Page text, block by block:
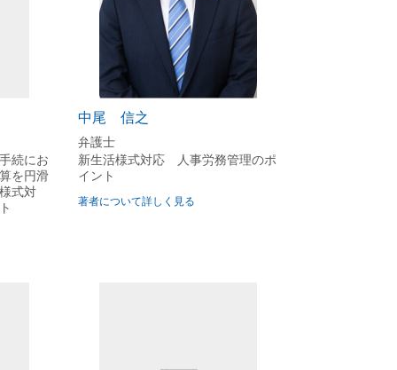
続にお
を円滑
式対
中尾 信之
弁護士
新生活様式対応 人事労務管理のポ
イント
著者について詳しく見る